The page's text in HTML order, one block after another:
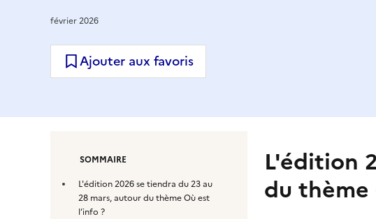
février 2026
Ajouter aux favoris
SOMMAIRE
L'édition 2026 se tiendra du 23 au
28 mars, autour du thème Où est
l’info ?
L'édition
du thème